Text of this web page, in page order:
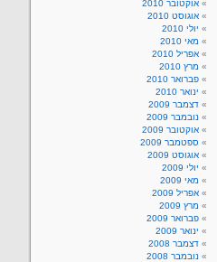
אוקטובר 2010
אוגוסט 2010
יולי 2010
מאי 2010
אפריל 2010
מרץ 2010
פברואר 2010
ינואר 2010
דצמבר 2009
נובמבר 2009
אוקטובר 2009
ספטמבר 2009
אוגוסט 2009
יולי 2009
מאי 2009
אפריל 2009
מרץ 2009
פברואר 2009
ינואר 2009
דצמבר 2008
נובמבר 2008